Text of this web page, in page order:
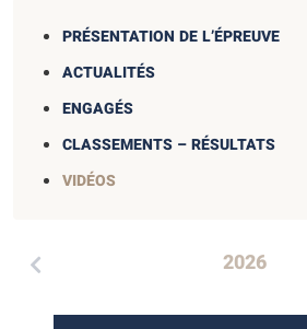
PRÉSENTATION DE L’ÉPREUVE
ACTUALITÉS
ENGAGÉS
CLASSEMENTS – RÉSULTATS
VIDÉOS
2026